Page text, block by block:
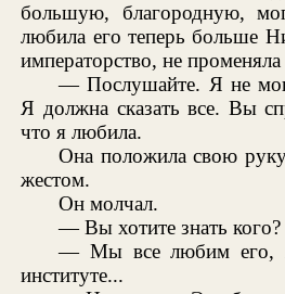
большую, благородную,
любила его теперь больше
императорство, не
— Послушайте. Я не
Я должна сказать все. Вы
что я любила.
Она положила свою
жестом.
Он молчал.
— Вы хотите знать кого?
— Мы все любим его,
институте...